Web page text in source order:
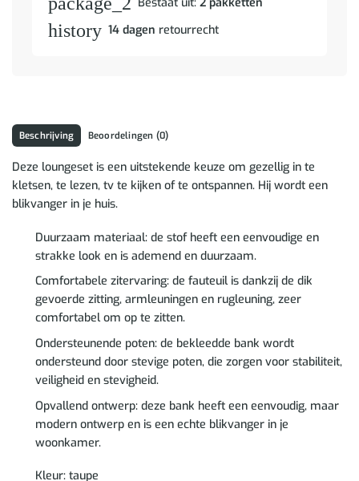
history 14 dagen retourrecht
Beschrijving Beoordelingen (0)
Deze loungeset is een uitstekende keuze om gezellig in te
kletsen, te lezen, tv te kijken of te ontspannen. Hij wordt een
blikvanger in je huis.
Duurzaam materiaal: de stof heeft een eenvoudige en
strakke look en is ademend en duurzaam.
Comfortabele zitervaring: de fauteuil is dankzij de dik
gevoerde zitting, armleuningen en rugleuning, zeer
comfortabel om op te zitten.
Ondersteunende poten: de bekleedde bank wordt
ondersteund door stevige poten, die zorgen voor stabiliteit,
veiligheid en stevigheid.
Opvallend ontwerp: deze bank heeft een eenvoudig, maar
modern ontwerp en is een echte blikvanger in je
woonkamer.
Kleur: taupe